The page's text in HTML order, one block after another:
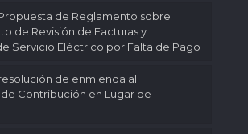
de Reglamento sobre
de Revisión de Facturas y
Servicio Eléctrico por Falta de Pago
de enmienda al
Contribución en Lugar de